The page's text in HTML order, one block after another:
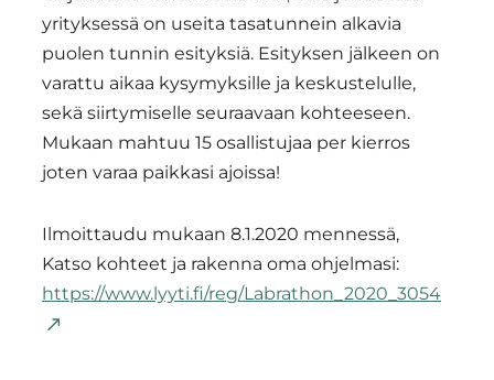
yrityksessä on useita tasatunnein alkavia
puolen tunnin esityksiä. Esityksen jälkeen on
varattu aikaa kysymyksille ja keskustelulle,
sekä siirtymiselle seuraavaan kohteeseen.
Mukaan mahtuu 15 osallistujaa per kierros
joten varaa paikkasi ajoissa!
Ilmoittaudu mukaan 8.1.2020 mennessä,
Katso kohteet ja rakenna oma ohjelmasi:
https://www.lyyti.fi/reg/Labrathon_2020_3054